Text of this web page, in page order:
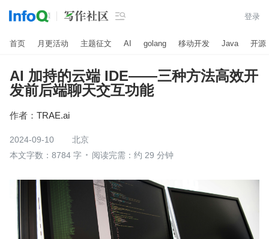
 登录
首页 月更活动 主题征文 AI golang 移动开发 Java 开源
AI 加持的云端 IDE——三种方法高效开
发前后端聊天交互功能
作者： TRAE.ai
2024-09-10
北京
本文字数：8784 字
阅读完需：约 29 分钟